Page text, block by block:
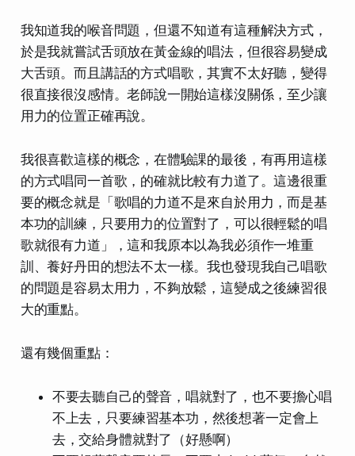
我知道我的喉音問題，但還不知道有這種解決方式，
於是我就嘗試舌頭放在黃金線的唱法，但很容易變成
大舌頭。而且講話的方式唱歌，其實不太好聽，變得
很直接很沒感情。老師說一開始這樣沒關係，至少讓
用力的位置正確再說。
我很喜歡這樣的概念，在體驗課的最後，有再用這樣
的方式唱同一首歌，的確就比較有力道了。這邊很重
要的概念就是「歌唱的力道不是來自於用力，而是基
本功的訓練，只要用力的位置對了，可以很輕鬆的唱
歌就很有力道」，這和我原本以為我必須作一堆重
訓、養好丹田的想法不太一樣。我也發現我自己唱歌
的問題是容易太用力，不夠放鬆，這變成之後練習很
大的重點。
還有幾個重點：
不要去聽自己的聲音，唱就對了，也不要擔心唱
不上去，只要練習基本功，然後想著一定會上
去，交給身體就對了（好懸啊）